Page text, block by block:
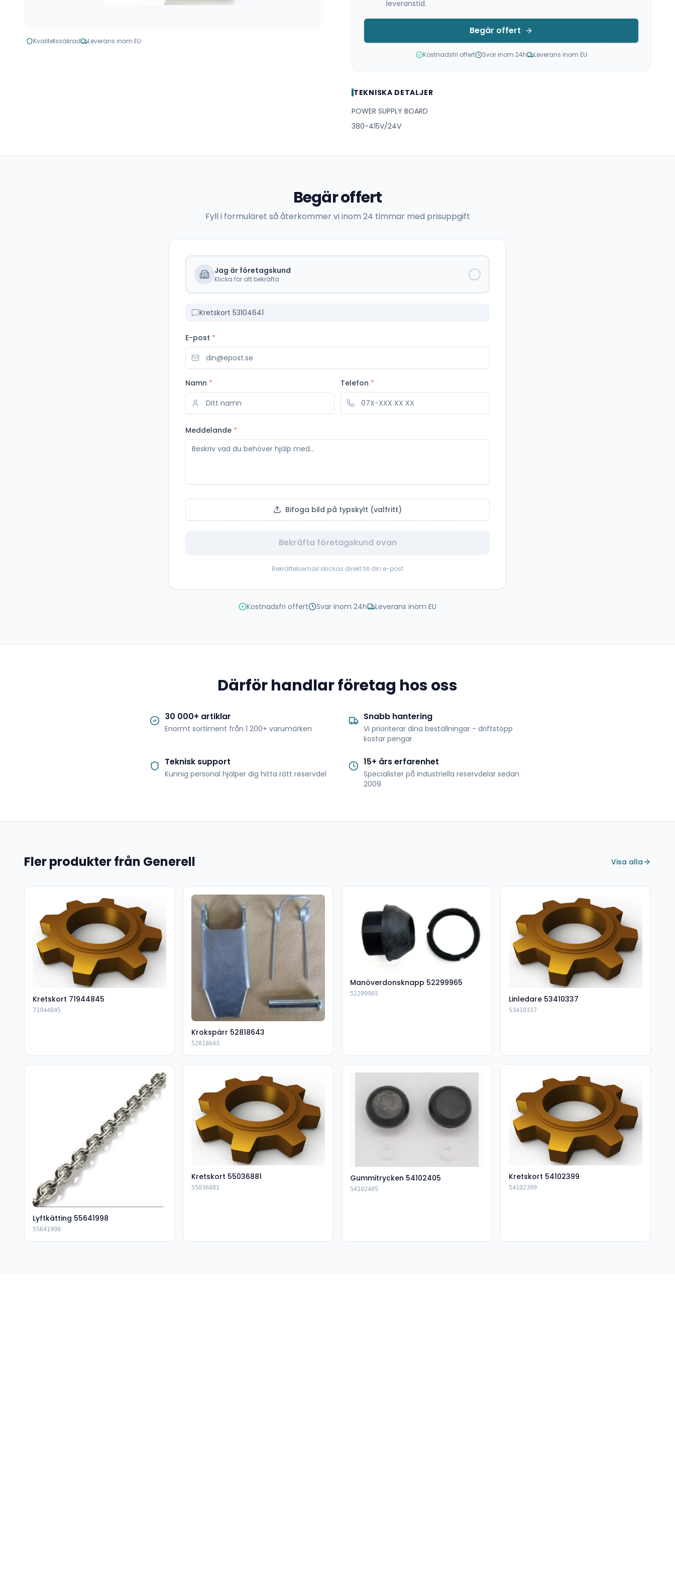
Kvalitetssäkrad Leverans inom EU
leveranstid.
Begär offert
Kostnadsfri offert Svar inom 24h Leverans inom EU
TEKNISKA DETALJER
POWER SUPPLY BOARD
380-415V/24V
Begär offert
Fyll i formuläret så återkommer vi inom 24 timmar med prisuppgift
Jag är företagskund
Klicka för att bekräfta
Kretskort 53104641
E-post *
Namn * Telefon *
Meddelande *
Bifoga bild på typskylt (valfritt)
Bekräfta företagskund ovan
Bekräftelsemail skickas direkt till din e-post
Kostnadsfri offert Svar inom 24h Leverans inom EU
Därför handlar företag hos oss
30 000+ artiklar
Enormt sortiment från 1 200+ varumärken
Snabb hantering
Vi prioriterar dina beställningar - driftstopp
kostar pengar
Teknisk support
Kunnig personal hjälper dig hitta rätt reservdel
15+ års erfarenhet
Specialister på industriella reservdelar sedan
2009
Fler produkter från Generell Visa alla
Kretskort 71944845
71944845
Krokspärr 52818643
52818643
Manöverdonsknapp 52299965
52299965
Linledare 53410337
53410337
Lyftkätting 55641998
55641998
Kretskort 55036881
55036881
Gummitrycken 54102405
54102405
Kretskort 54102399
54102399